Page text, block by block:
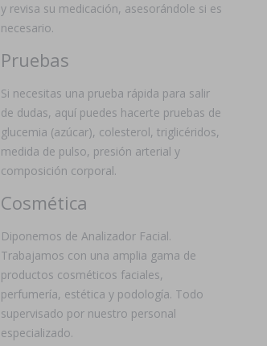
y revisa su medicación, asesorándole si es
necesario.
Pruebas
Si necesitas una prueba rápida para salir
de dudas, aquí puedes hacerte pruebas de
glucemia (azúcar), colesterol, triglicéridos,
medida de pulso, presión arterial y
composición corporal.
Cosmética
Diponemos de Analizador Facial.
Trabajamos con una amplia gama de
productos cosméticos faciales,
perfumería, estética y podología. Todo
supervisado por nuestro personal
especializado.